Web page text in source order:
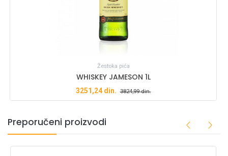
Žestoka pića
WHISKEY JAMESON 1L
3251,24din. 3824,99din.
Preporučeni proizvodi